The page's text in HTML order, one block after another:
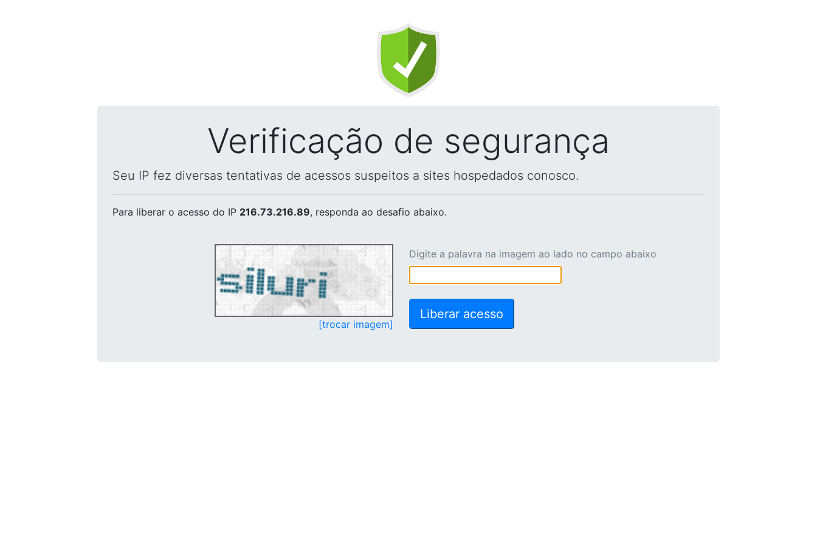
Verificação de segurança
Seu IP fez diversas tentativas de acessos suspeitos a sites hospedados conosco.
Para liberar o acesso do IP 216.73.216.89, responda ao desafio abaixo.
[trocar imagem]
Digite a palavra na imagem ao lado no campo abaixo